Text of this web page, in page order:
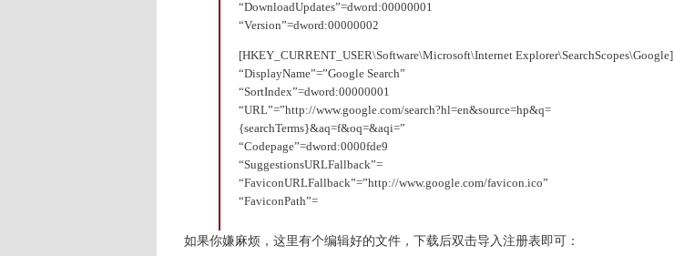
“DownloadUpdates”=dword:00000001
“Version”=dword:00000002
[HKEY_CURRENT_USER\Software\Microsoft\Internet Explorer\SearchScopes\Google]
“DisplayName”=”Google Search”
“SortIndex”=dword:00000001
“URL”=”http://www.google.com/search?hl=en&source=hp&q=
{searchTerms}&aq=f&oq=&aqi=”
“Codepage”=dword:0000fde9
“SuggestionsURLFallback”=
“FaviconURLFallback”=”http://www.google.com/favicon.ico”
“FaviconPath”=
如果你嫌麻烦，这里有个编辑好的文件，下载后双击导入注册表即可：